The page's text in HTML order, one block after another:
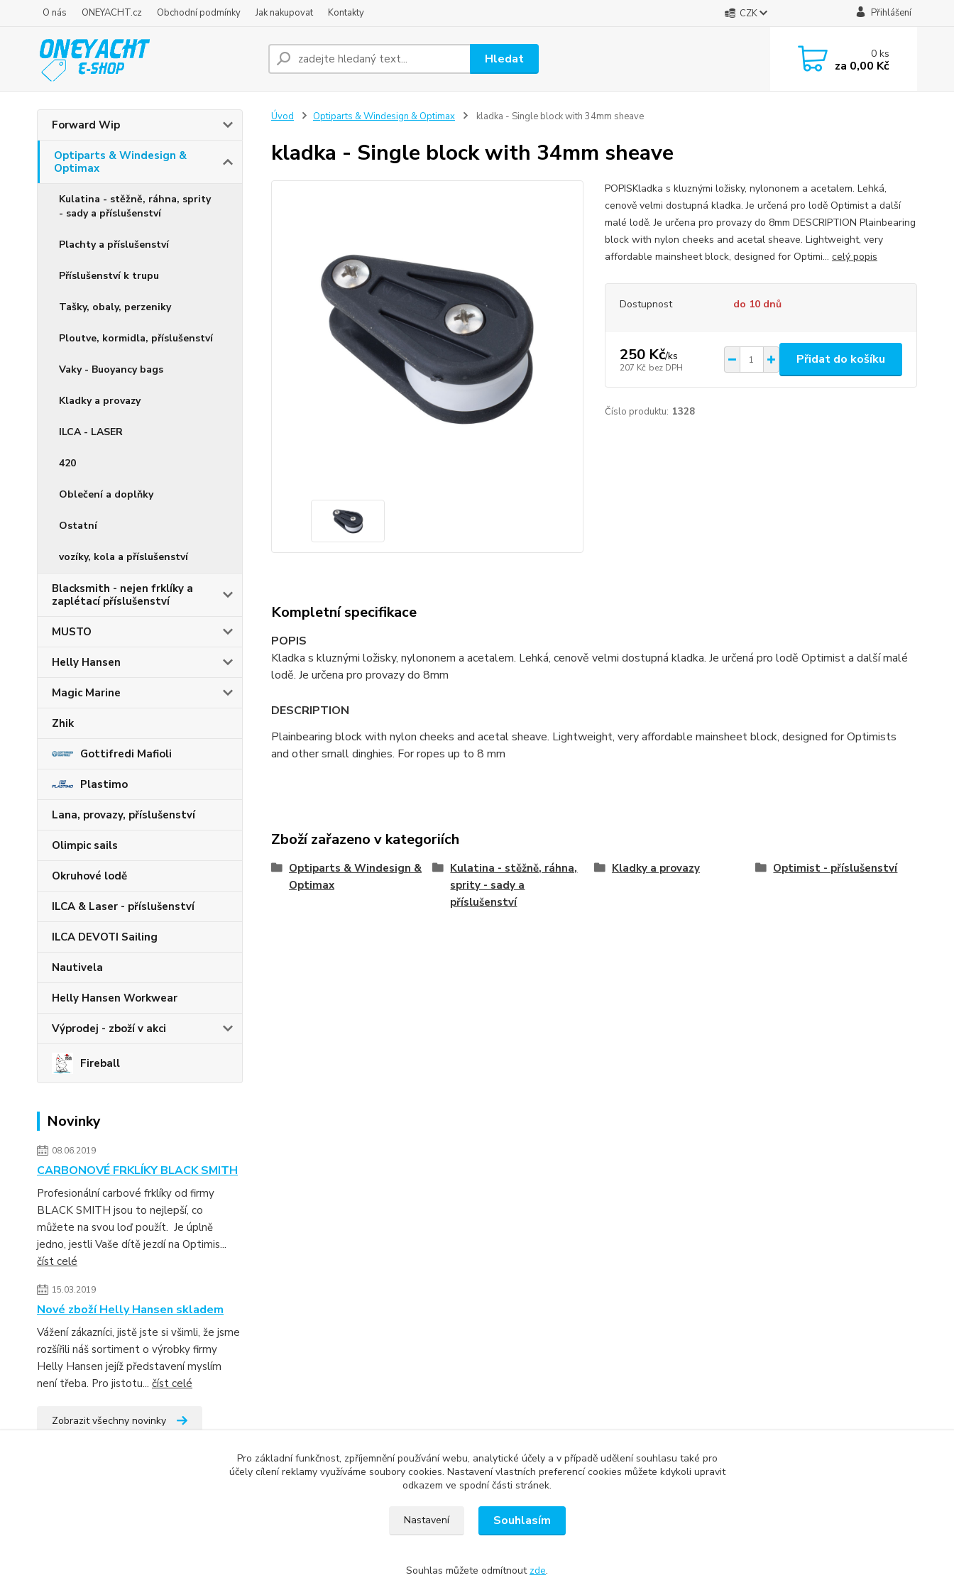
O nás ONEYACHT.cz Obchodní podmínky Jak nakupovat Kontakty CZK Přihlášení
Hledat 0ks
za 0,00 Kč
Forward Wip
Optiparts & Windesign &
Optimax
Kulatina - stěžně, ráhna, sprity
- sady a příslušenství
Plachty a příslušenství
Příslušenství k trupu
Tašky, obaly, perzeniky
Ploutve, kormidla, příslušenství
Vaky - Buoyancy bags
Kladky a provazy
ILCA - LASER
420
Oblečení a doplňky
Ostatní
vozíky, kola a příslušenství
Blacksmith - nejen frklíky a
zaplétací příslušenství
MUSTO
Helly Hansen
Magic Marine
Zhik
Gottifredi Mafioli
Plastimo
Lana, provazy, příslušenství
Olimpic sails
Okruhové lodě
ILCA & Laser - příslušenství
ILCA DEVOTI Sailing
Nautivela
Helly Hansen Workwear
Výprodej - zboží v akci
Fireball
Novinky
08.06.2019
CARBONOVÉ FRKLÍKY BLACK SMITH
Profesionální carbové frklíky od firmy
BLACK SMITH jsou to nejlepší, co
můžete na svou loď použít. Je úplně
jedno, jestli Vaše dítě jezdí na Optimis...
číst celé
15.03.2019
Nové zboží Helly Hansen skladem
Vážení zákazníci, jistě jste si všimli, že jsme
rozšířili náš sortiment o výrobky firmy
Helly Hansen jejíž představení myslím
není třeba. Pro jistotu... číst celé
Zobrazit všechny novinky
Úvod Optiparts & Windesign & Optimax kladka - Single block with 34mm sheave
kladka - Single block with 34mm sheave
POPISKladka s kluznými ložisky, nylononem a acetalem. Lehká,
cenově velmi dostupná kladka. Je určená pro lodě Optimist a další
malé lodě. Je určena pro provazy do 8mm DESCRIPTION Plainbearing
block with nylon cheeks and acetal sheave. Lightweight, very
affordable mainsheet block, designed for Optimi... celý popis
Dostupnost do 10 dnů
250 Kč/ks
207 Kč bez DPH
Přidat do košíku
Číslo produktu: 1328
Kompletní specifikace
POPIS
Kladka s kluznými ložisky, nylononem a acetalem. Lehká, cenově velmi dostupná kladka. Je určená pro lodě Optimist a další malé
lodě. Je určena pro provazy do 8mm
DESCRIPTION
Plainbearing block with nylon cheeks and acetal sheave. Lightweight, very affordable mainsheet block, designed for Optimists
and other small dinghies. For ropes up to 8 mm
Zboží zařazeno v kategoriích
Optiparts & Windesign &
Optimax
Kulatina - stěžně, ráhna,
sprity - sady a
příslušenství
Kladky a provazy Optimist - příslušenství
Pro základní funkčnost, zpříjemnění používání webu, analytické účely a v případě udělení souhlasu také pro
účely cílení reklamy využíváme soubory cookies. Nastavení vlastních preferencí cookies můžete kdykoli upravit
odkazem ve spodní části stránek.
Nastavení Souhlasím
Souhlas můžete odmítnout zde.